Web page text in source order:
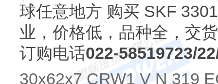
球任意地方 购买 SKF
业，价格低，品种全，交
订购电话022-58519723/
30x62x7 CRW1 V N 319